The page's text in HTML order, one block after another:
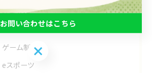
在宅支援
動画編集
ゲーム制作
eスポーツ
お問い合わせはこちら
お問い合わせはこちら